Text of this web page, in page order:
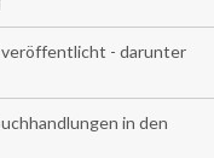
veröffentlicht - darunter
in den